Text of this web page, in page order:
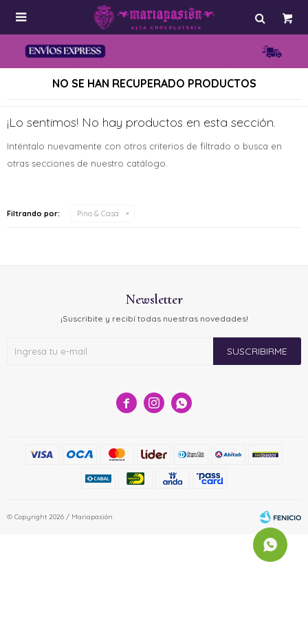

NO SE HAN RECUPERADO PRODUCTOS
¡Lo sentimos! No hay productos en esta sección.
Inténtalo nuevamente con otros criterios de filtrado o busca en
otras secciones de nuestro catálogo.
Filtrando por: Pino & Casa
  
Newsletter
¡Suscribite y recibí todas nuestras novedades!
SUSCRIBIRME
© Copyright 2026 / Mariapasión